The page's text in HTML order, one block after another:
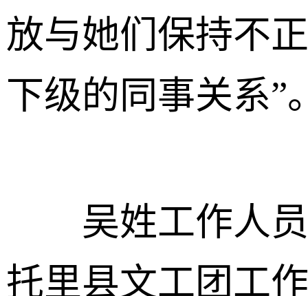
放与她们保持不
下级的同事关系”
吴姓工作人员
托里县文工团工